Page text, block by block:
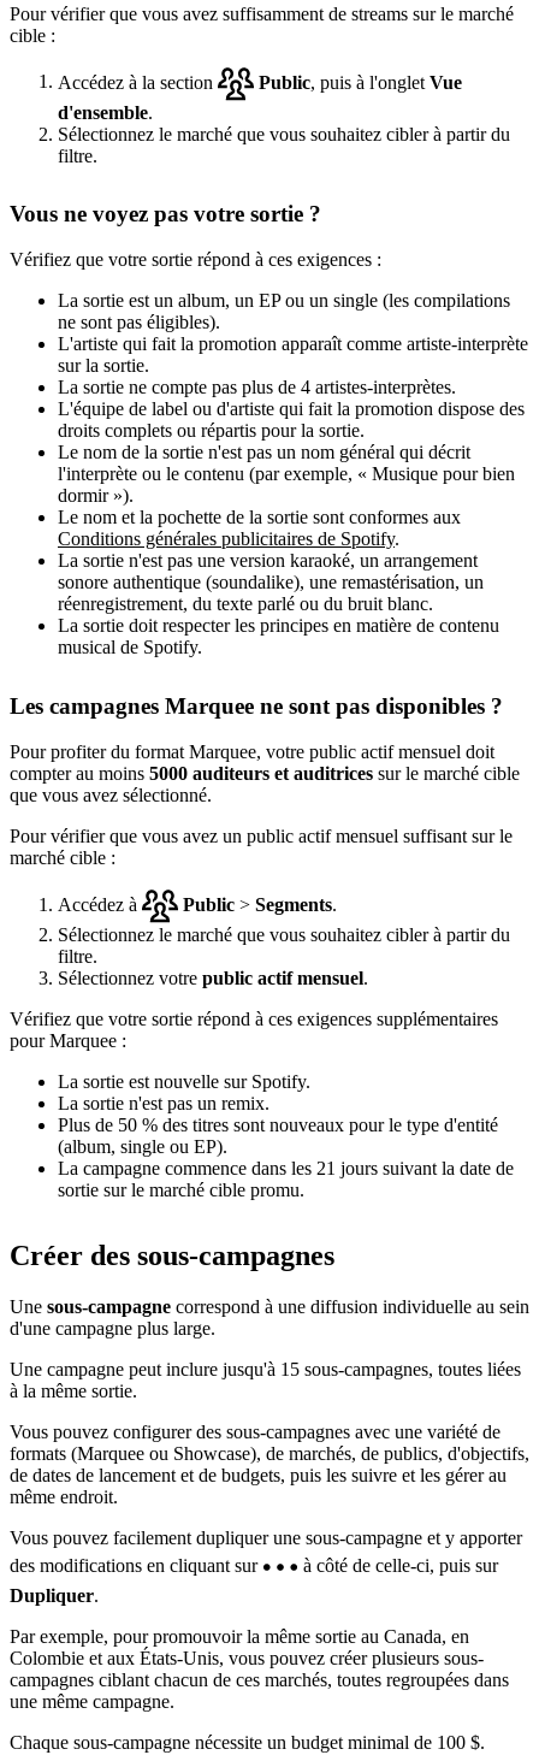
Pour vérifier que vous avez suffisamment de streams sur le marché
cible :
Accédez à la section Public , puis à l'onglet Vue
d'ensemble.
Sélectionnez le marché que vous souhaitez cibler à partir du
filtre.
Vous ne voyez pas votre sortie ?
Vérifiez que votre sortie répond à ces exigences :
La sortie est un album, un EP ou un single (les compilations
ne sont pas éligibles).
L'artiste qui fait la promotion apparaît comme artiste-interprète
sur la sortie.
La sortie ne compte pas plus de 4 artistes-interprètes.
L'équipe de label ou d'artiste qui fait la promotion dispose des
droits complets ou répartis pour la sortie.
Le nom de la sortie n'est pas un nom général qui décrit
l'interprète ou le contenu (par exemple, « Musique pour bien
dormir »).
Le nom et la pochette de la sortie sont conformes aux
Conditions générales publicitaires de Spotify.
La sortie n'est pas une version karaoké, un arrangement
sonore authentique (soundalike), une remastérisation, un
réenregistrement, du texte parlé ou du bruit blanc.
La sortie doit respecter les principes en matière de contenu
musical de Spotify.
Les campagnes Marquee ne sont pas disponibles ?
Pour profiter du format Marquee, votre public actif mensuel doit
compter au moins 5000 auditeurs et auditrices sur le marché cible
que vous avez sélectionné.
Pour vérifier que vous avez un public actif mensuel suffisant sur le
marché cible :
Accédez à Public > Segments.
Sélectionnez le marché que vous souhaitez cibler à partir du
filtre.
Sélectionnez votre public actif mensuel.
Vérifiez que votre sortie répond à ces exigences supplémentaires
pour Marquee :
La sortie est nouvelle sur Spotify.
La sortie n'est pas un remix.
Plus de 50 % des titres sont nouveaux pour le type d'entité
(album, single ou EP).
La campagne commence dans les 21 jours suivant la date de
sortie sur le marché cible promu.
Créer des sous-campagnes
Une sous-campagne correspond à une diffusion individuelle au sein
d'une campagne plus large.
Une campagne peut inclure jusqu'à 15 sous-campagnes, toutes liées
à la même sortie.
Vous pouvez configurer des sous-campagnes avec une variété de
formats (Marquee ou Showcase), de marchés, de publics, d'objectifs,
de dates de lancement et de budgets, puis les suivre et les gérer au
même endroit.
Vous pouvez facilement dupliquer une sous-campagne et y apporter
des modifications en cliquant sur
à côté de celle-ci, puis sur
Dupliquer.
Par exemple, pour promouvoir la même sortie au Canada, en
Colombie et aux États-Unis, vous pouvez créer plusieurs sous-
campagnes ciblant chacun de ces marchés, toutes regroupées dans
une même campagne.
Chaque sous-campagne nécessite un budget minimal de 100 $.